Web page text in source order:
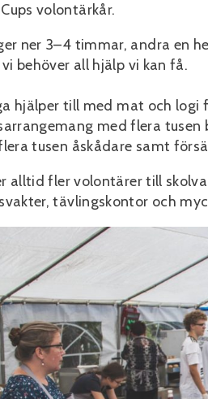
volontärkår.
ner 3–4 timmar, andra en
behöver all hjälp vi kan få.
hjälper till med mat och
med flera
tusen åskådare samt
alltid fler volontärer till
tävlingskontor och